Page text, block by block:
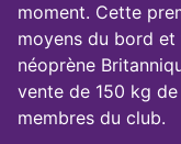
moment. Cette
moyens du bord
néoprène
vente de 150 kg
membres du club.